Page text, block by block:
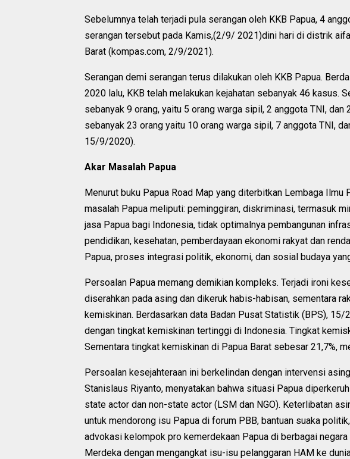
Sebelumnya telah terjadi pula serangan oleh KKB Papua, 4
serangan tersebut pada Kamis,(2/9/ 2021)dini hari di distrik
Barat (kompas.com, 2/9/2021).
Serangan demi serangan terus dilakukan oleh KKB Papua.
2020 lalu, KKB telah melakukan kejahatan sebanyak 46 kasus.
sebanyak 9 orang, yaitu 5 orang warga sipil, 2 anggota TNI, dan
sebanyak 23 orang yaitu 10 orang warga sipil, 7 anggota TNI,
15/9/2020).
Akar Masalah Papua
Menurut buku Papua Road Map yang diterbitkan Lembaga Ilmu
masalah Papua meliputi: peminggiran, diskriminasi, termasuk
jasa Papua bagi Indonesia, tidak optimalnya pembangunan
pendidikan, kesehatan, pemberdayaan ekonomi rakyat dan
Papua, proses integrasi politik, ekonomi, dan sosial budaya
Persoalan Papua memang demikian kompleks. Terjadi ironi
diserahkan pada asing dan dikeruk habis-habisan, sementara
kemiskinan. Berdasarkan data Badan Pusat Statistik (BPS),
dengan tingkat kemiskinan tertinggi di Indonesia. Tingkat
Sementara tingkat kemiskinan di Papua Barat sebesar 21,7%,
Persoalan kesejahteraan ini berkelindan dengan intervensi
Stanislaus Riyanto, menyatakan bahwa situasi Papua
state actor dan non-state actor (LSM dan NGO). Keterlibatan
untuk mendorong isu Papua di forum PBB, bantuan suaka
advokasi kelompok pro kemerdekaan Papua di berbagai negara
Merdeka dengan mengangkat isu-isu pelanggaran HAM ke